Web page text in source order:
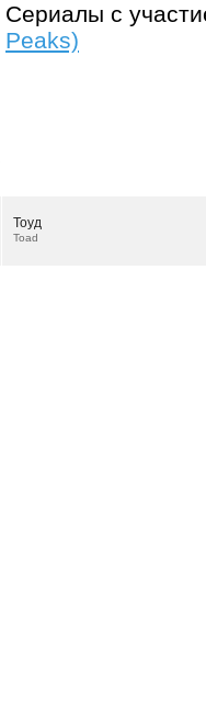
Сериалы с
Peaks)
Тоуд
Toad